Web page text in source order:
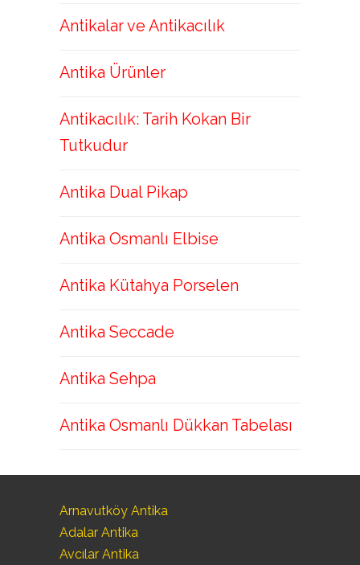
Antikalar ve Antikacılık
Antika Ürünler
Antikacılık: Tarih Kokan Bir
Tutkudur
Antika Dual Pikap
Antika Osmanlı Elbise
Antika Kütahya Porselen
Antika Seccade
Antika Sehpa
Antika Osmanlı Dükkan Tabelası
Arnavutköy Antika
Adalar Antika
Avcılar Antika